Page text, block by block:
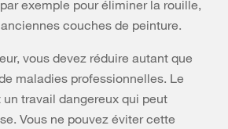
exemple pour éliminer la rouille,
couches de peinture.
vous devez réduire autant que
maladies professionnelles. Le
travail dangereux qui peut
Vous ne pouvez éviter cette